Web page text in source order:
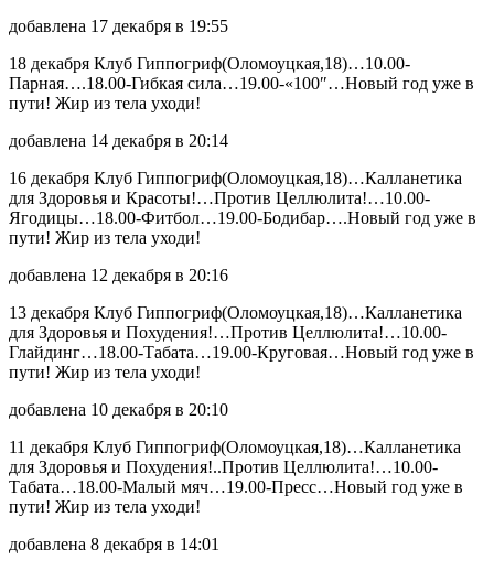
добавлена 17 декабря в 19:55
18 декабря Клуб Гиппогриф(Оломоуцкая,18)…10.00-
Парная….18.00-Гибкая сила…19.00-«100″…Новый год уже в
пути! Жир из тела уходи!
добавлена 14 декабря в 20:14
16 декабря Клуб Гиппогриф(Оломоуцкая,18)…Калланетика
для Здоровья и Красоты!…Против Целлюлита!…10.00-
Ягодицы…18.00-Фитбол…19.00-Бодибар….Новый год уже в
пути! Жир из тела уходи!
добавлена 12 декабря в 20:16
13 декабря Клуб Гиппогриф(Оломоуцкая,18)…Калланетика
для Здоровья и Похудения!…Против Целлюлита!…10.00-
Глайдинг…18.00-Табата…19.00-Круговая…Новый год уже в
пути! Жир из тела уходи!
добавлена 10 декабря в 20:10
11 декабря Клуб Гиппогриф(Оломоуцкая,18)…Калланетика
для Здоровья и Похудения!..Против Целлюлита!…10.00-
Табата…18.00-Малый мяч…19.00-Пресс…Новый год уже в
пути! Жир из тела уходи!
добавлена 8 декабря в 14:01